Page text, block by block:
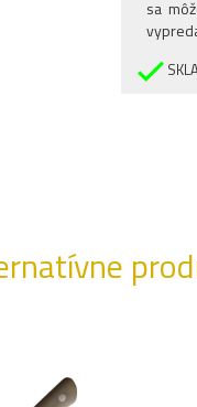
sa